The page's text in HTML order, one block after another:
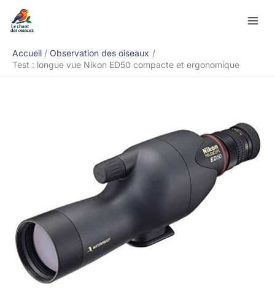
Accueil
Observation des oiseaux
Test : longue vue Nikon ED50 compacte et ergonomique
Rechercher